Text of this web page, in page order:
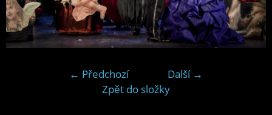
← Předchozí
Další →
Zpět do složky